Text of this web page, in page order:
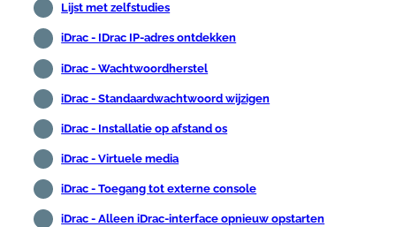
Lijst met zelfstudies
iDrac - IDrac IP-adres ontdekken
iDrac - Wachtwoordherstel
iDrac - Standaardwachtwoord wijzigen
iDrac - Installatie op afstand os
iDrac - Virtuele media
iDrac - Toegang tot externe console
iDrac - Alleen iDrac-interface opnieuw opstarten